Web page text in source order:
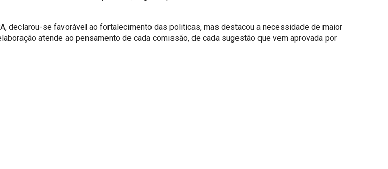
declarou-se favorável ao fortalecimento das politicas, mas destacou a necessidade de maior
atende ao pensamento de cada comissão, de cada sugestão que vem aprovada por